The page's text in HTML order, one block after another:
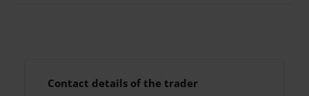
Contact details of the trader